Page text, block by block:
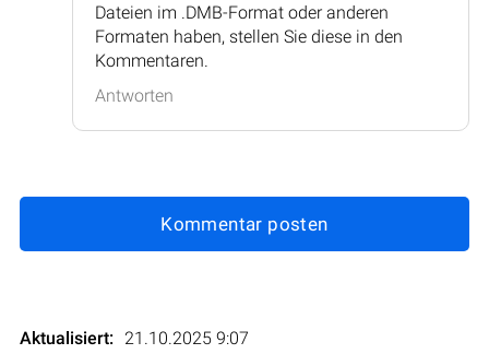
Dateien im .DMB-Format oder anderen
Formaten haben, stellen Sie diese in den
Kommentaren.
Antworten
Kommentar posten
Aktualisiert: 21.10.2025 9:07